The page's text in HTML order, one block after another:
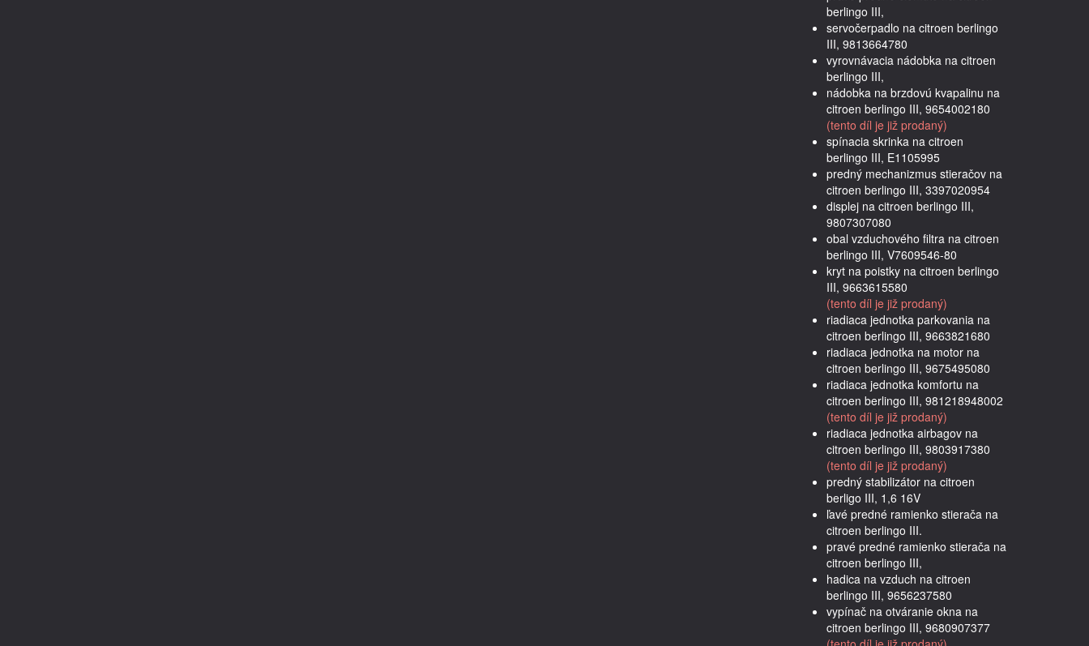
berlingo III,
servočerpadlo na citroen berlingo
III, 9813664780
vyrovnávacia nádobka na citroen
berlingo III,
nádobka na brzdovú kvapalinu na
citroen berlingo III, 9654002180
(tento díl je již prodaný)
spínacia skrinka na citroen
berlingo III, E1105995
predný mechanizmus stieračov na
citroen berlingo III, 3397020954
displej na citroen berlingo III,
9807307080
obal vzduchového filtra na citroen
berlingo III, V7609546-80
kryt na poistky na citroen berlingo
III, 9663615580
(tento díl je již prodaný)
riadiaca jednotka parkovania na
citroen berlingo III, 9663821680
riadiaca jednotka na motor na
citroen berlingo III, 9675495080
riadiaca jednotka komfortu na
citroen berlingo III, 981218948002
(tento díl je již prodaný)
riadiaca jednotka airbagov na
citroen berlingo III, 9803917380
(tento díl je již prodaný)
predný stabilizátor na citroen
berligo III, 1,6 16V
ľavé predné ramienko stierača na
citroen berlingo III.
pravé predné ramienko stierača na
citroen berlingo III,
hadica na vzduch na citroen
berlingo III, 9656237580
vypínač na otváranie okna na
citroen berlingo III, 9680907377